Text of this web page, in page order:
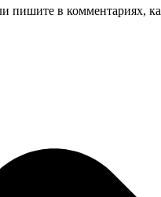
пишите в комментариях,